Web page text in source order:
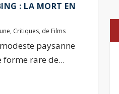
: LA MORT EN
, Critiques, de Films
paysanne
forme rare de...